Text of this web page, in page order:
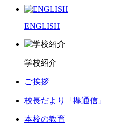
ENGLISH
学校紹介
ご挨拶
校長だより「欅通信」
本校の教育